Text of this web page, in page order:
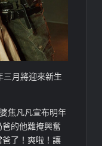
三月將迎來新生
焦凡凡宣布明年
的他難掩興奮
了！爽啦！讓